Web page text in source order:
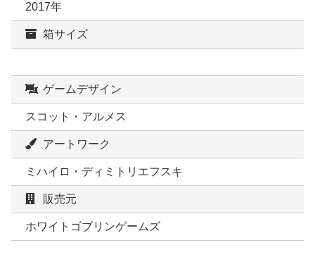
2017年
箱サイズ
ゲームデザイン
スコット・アルメス
アートワーク
ミハイロ・ディミトリエフスキ
販売元
ホワイトゴブリンゲームズ